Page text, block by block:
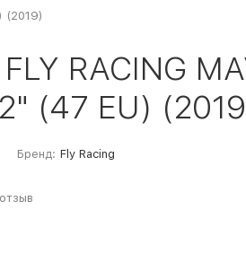
(2019)
RACING
(47 EU)
Бренд: Fly Racing